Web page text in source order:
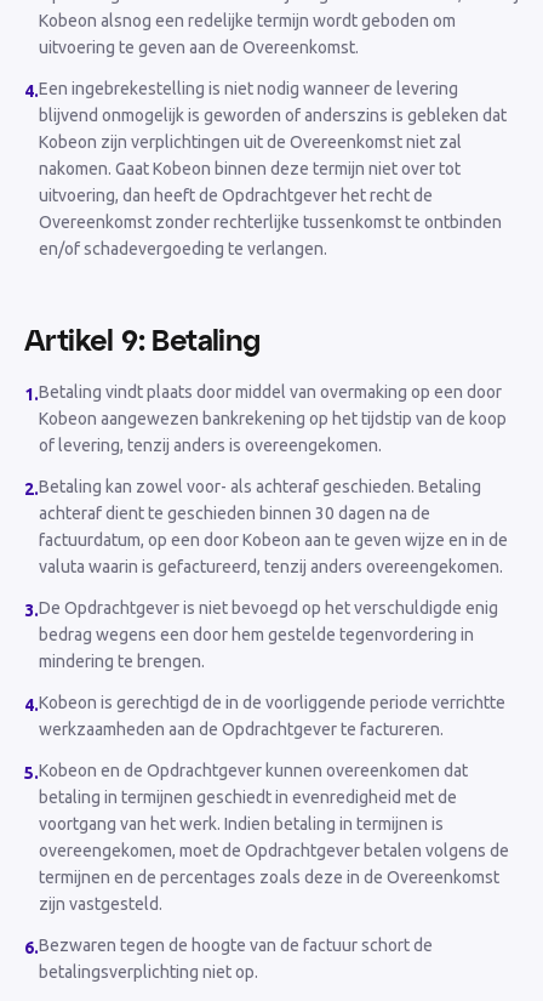
Kobeon alsnog een redelijke termijn wordt geboden om
uitvoering te geven aan de Overeenkomst.
4.Een ingebrekestelling is niet nodig wanneer de levering
blijvend onmogelijk is geworden of anderszins is gebleken dat
Kobeon zijn verplichtingen uit de Overeenkomst niet zal
nakomen. Gaat Kobeon binnen deze termijn niet over tot
uitvoering, dan heeft de Opdrachtgever het recht de
Overeenkomst zonder rechterlijke tussenkomst te ontbinden
en/of schadevergoeding te verlangen.
Artikel 9: Betaling
1.Betaling vindt plaats door middel van overmaking op een door
Kobeon aangewezen bankrekening op het tijdstip van de koop
of levering, tenzij anders is overeengekomen.
2.Betaling kan zowel voor- als achteraf geschieden. Betaling
achteraf dient te geschieden binnen 30 dagen na de
factuurdatum, op een door Kobeon aan te geven wijze en in de
valuta waarin is gefactureerd, tenzij anders overeengekomen.
3.De Opdrachtgever is niet bevoegd op het verschuldigde enig
bedrag wegens een door hem gestelde tegenvordering in
mindering te brengen.
4.Kobeon is gerechtigd de in de voorliggende periode verrichtte
werkzaamheden aan de Opdrachtgever te factureren.
5.Kobeon en de Opdrachtgever kunnen overeenkomen dat
betaling in termijnen geschiedt in evenredigheid met de
voortgang van het werk. Indien betaling in termijnen is
overeengekomen, moet de Opdrachtgever betalen volgens de
termijnen en de percentages zoals deze in de Overeenkomst
zijn vastgesteld.
6.Bezwaren tegen de hoogte van de factuur schort de
betalingsverplichting niet op.